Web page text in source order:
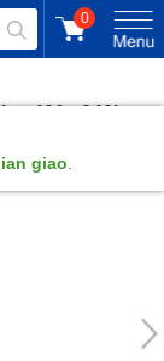
0
giao
400 - 240L